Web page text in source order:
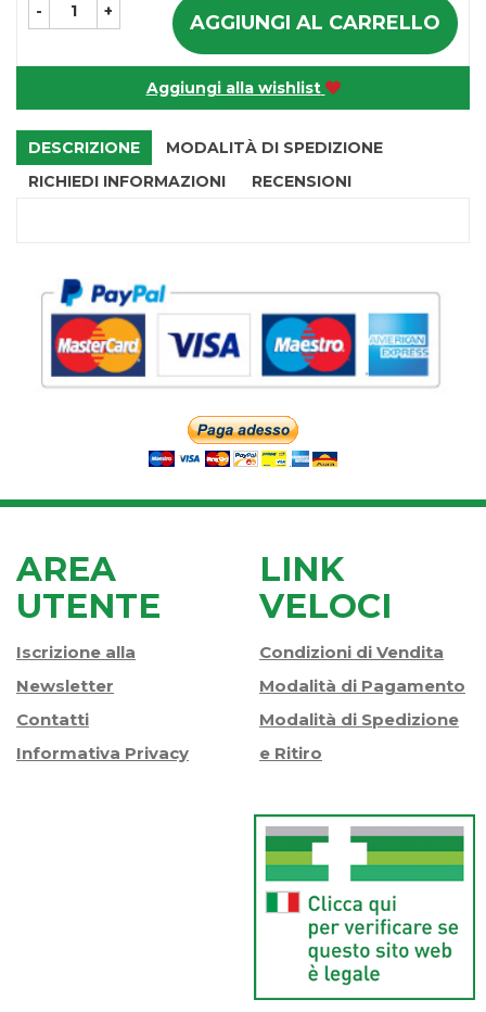
- + AGGIUNGI AL CARRELLO
Aggiungi alla wishlist
DESCRIZIONE
MODALITÀ DI SPEDIZIONE
RICHIEDI INFORMAZIONI
RECENSIONI
AREA
UTENTE
Iscrizione alla
Newsletter
Contatti
Informativa Privacy
LINK
VELOCI
Condizioni di Vendita
Modalità di Pagamento
Modalità di Spedizione
e Ritiro